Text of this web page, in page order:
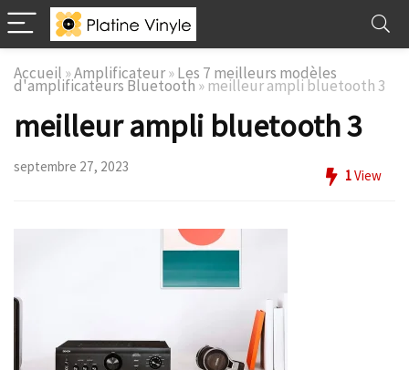
Accueil »Amplificateur»Les 7 meilleurs modèles
d'amplificateurs Bluetooth » meilleur ampli bluetooth 3
meilleur ampli bluetooth 3
septembre 27, 2023
1View